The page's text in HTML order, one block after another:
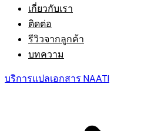
เกี่ยวกับเรา
ติดต่อ
รีวิวจากลูกค้า
บทความ
บริการแปลเอกสาร NAATI